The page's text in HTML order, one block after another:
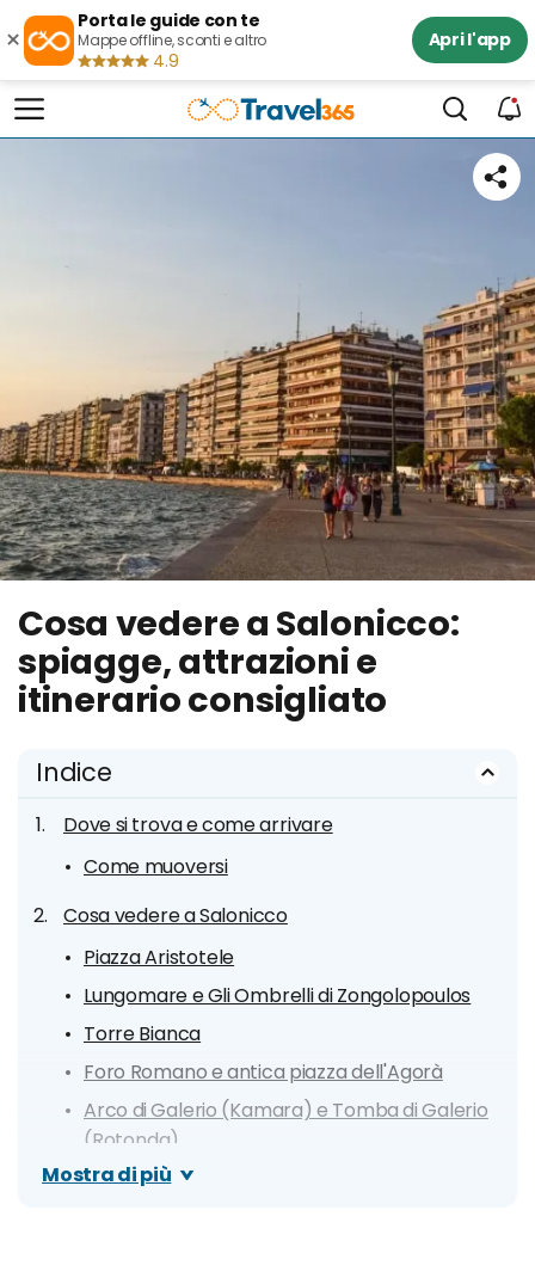
×
Porta le guide con te
Mappe offline, sconti e altro
4.9
Apri l'app
Cosa vedere a Salonicco:
spiagge, attrazioni e
itinerario consigliato
Indice
Dove si trova e come arrivare
Come muoversi
Cosa vedere a Salonicco
Piazza Aristotele
Lungomare e Gli Ombrelli di Zongolopoulos
Torre Bianca
Foro Romano e antica piazza dell'Agorà
Arco di Galerio (Kamara) e Tomba di Galerio
(Rotonda)
Palazzo di Galerio
Mostra di più